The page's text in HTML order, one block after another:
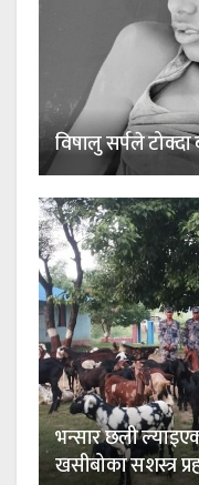
विषालु सर्पले
भन्सार छली
खसीबोका सशस्त्र